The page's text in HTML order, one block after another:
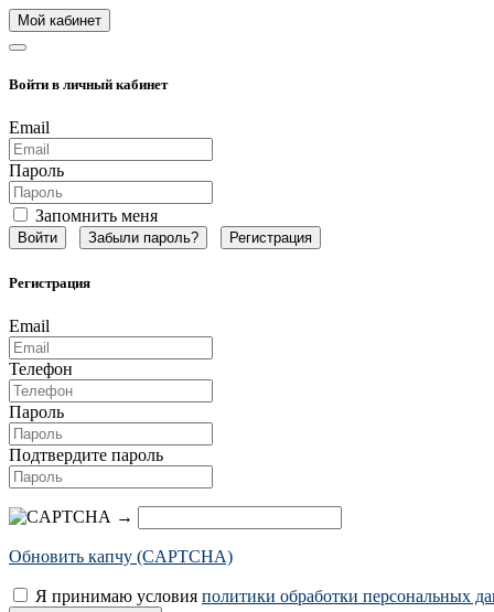
Мой кабинет
Войти в личный кабинет
Email
Пароль
Запомнить меня
Забыли пароль? Регистрация
Регистрация
Email
Телефон
Пароль
Подтвердите пароль
→
Обновить капчу (CAPTCHA)
Я принимаю условия политики обработки персональных